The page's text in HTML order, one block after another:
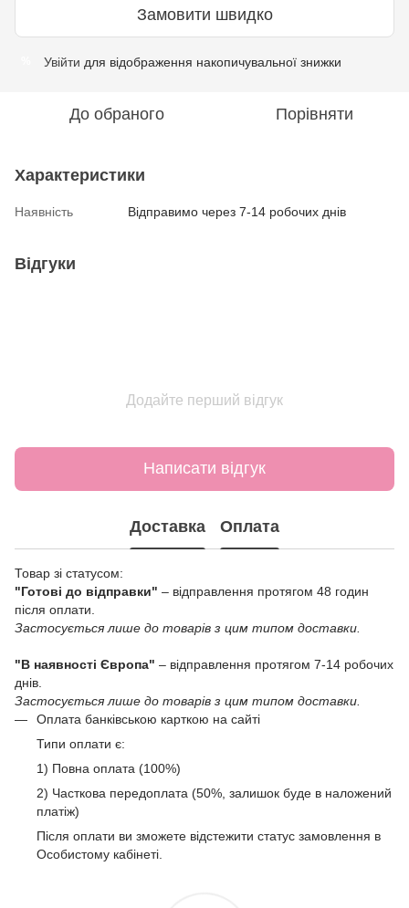
Замовити швидко
Увійти для відображення накопичувальної знижки
До обраного Порівняти
Характеристики
Наявність Відправимо через 7-14 робочих днів
Відгуки
Додайте перший відгук
Написати відгук
Доставка Оплата
Товар зі статусом:
"Готові до відправки" – відправлення протягом 48 годин
після оплати.
Застосується лише до товарів з цим типом доставки.
"В наявності Європа" – відправлення протягом 7-14 робочих
днів.
Застосується лише до товарів з цим типом доставки.
Оплата банківською карткою на сайті
Типи оплати є:
1) Повна оплата (100%)
2) Часткова передоплата (50%, залишок буде в наложений
платіж)
Після оплати ви зможете відстежити статус замовлення в
Особистому кабінеті.